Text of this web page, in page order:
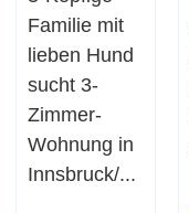
Familie mit
lieben Hund
sucht 3-
Zimmer-
Wohnung in
Innsbruck/...